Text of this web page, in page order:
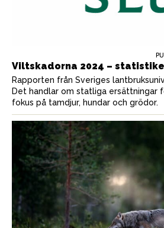
Viltskadorna 2024 –
Rapporten från Sveriges
Det handlar om statliga ersättningar
fokus på tamdjur, hundar och grödor.